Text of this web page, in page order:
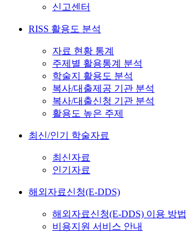
신고센터
RISS 활용도 분석
자료 현황 통계
주제별 활용통계 분석
학술지 활용도 분석
복사/대출제공 기관 분석
복사/대출신청 기관 분석
활용도 높은 주제
최신/인기 학술자료
최신자료
인기자료
해외자료신청(E-DDS)
해외자료신청(E-DDS) 이용 방법
비용지원 서비스 안내